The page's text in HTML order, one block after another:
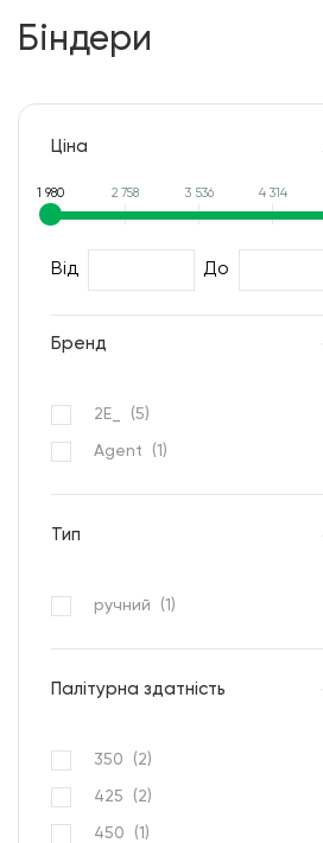
Біндери
Ціна
1 980 2 758 3 536 4 314
Від До
Бренд
2E_ (5)
Agent (1 )
Тип
ручний (1 )
Палітурна здатність
350 (2)
425 (2)
450 (1 )